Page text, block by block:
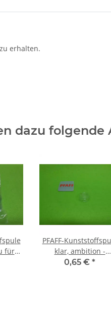
erhalten.
dazu folgende
für
PFAFF-
klar, ambition -
passport
0,65 € *